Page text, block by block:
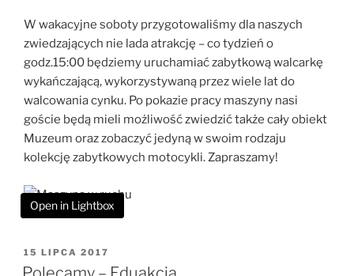
W wakacyjne soboty przygotowaliśmy dla naszych
zwiedzających nie lada atrakcję – co tydzień o
godz.15:00 będziemy uruchamiać zabytkową walcarkę
wykańczającą, wykorzystywaną przez wiele lat do
walcowania cynku. Po pokazie pracy maszyny nasi
goście będą mieli możliwość zwiedzić także cały obiekt
Muzeum oraz zobaczyć jedyną w swoim rodzaju
kolekcję zabytkowych motocykli. Zapraszamy!
Open in Lightbox
OPUBLIKOWANE
W
15 LIPCA 2017